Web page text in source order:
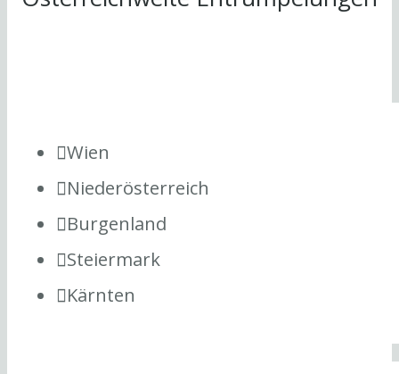
Wien
Niederösterreich
Burgenland
Steiermark
Kärnten